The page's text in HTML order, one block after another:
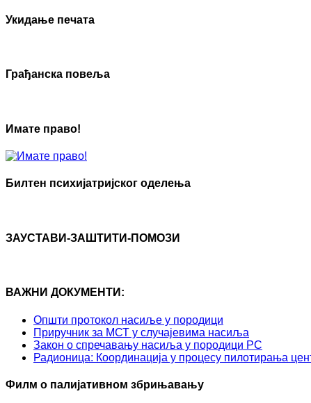
Укидање печата
Грађанска повеља
Имате право!
Билтен психијатријског оделења
ЗАУСТАВИ-ЗАШТИТИ-ПОМОЗИ
ВАЖНИ ДОКУМЕНТИ:
Општи протокол насиље у породици
Приручник за МСТ у случајевима насиља
Закон о спречавању насиља у породици РС
Радионица: Координација у процесу пилотирања
Филм о палијативном збрињавању